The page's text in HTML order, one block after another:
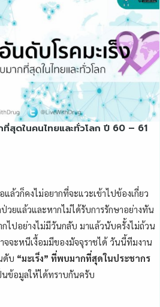
ที่สุดในคนไทยและทั่วโลก ปี 60 – 61
ล้วก็คงไม่อยากที่จะแวะเข้าไปข้องเกี่ยว
วยแล้วและหากไม่ได้รับการรักษาอย่างทัน
ไปอย่างไม่มีวันกลับ มาแล้วนับครั้งไม่ถ้วน
จจะหนีเงื้อมมีของมัจจุราชได้ วันนี้ทีมงาน
ดับ “มะเร็ง” ที่พบมากที่สุดในประชากร
นข้อมูลให้ได้ทราบกันครับ